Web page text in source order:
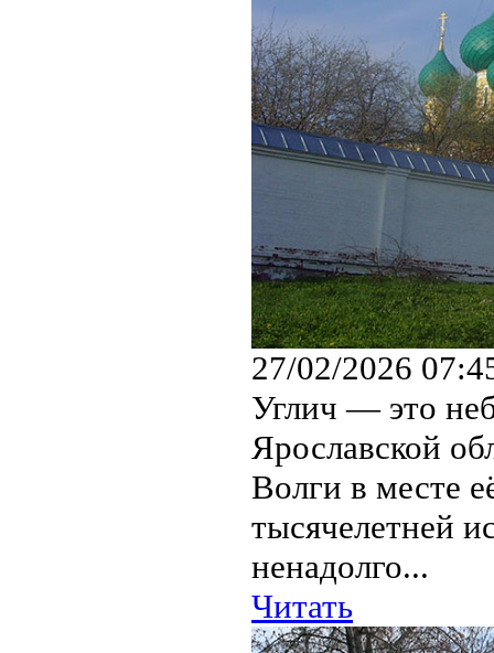
27/02/2026
Углич — это
Ярославской
Волги в месте
тысячелетней
ненадолго...
Читать